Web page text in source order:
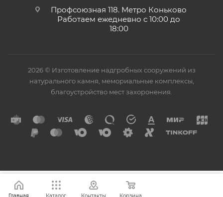
Профсоюзная 118. Метро Коньково
Работаем ежедневно с 10:00 до
18:00
2026 © Изготовление надгробных сооружений из
натурального камня, мемориальные комплексы,
благоустройство мест захоронения.